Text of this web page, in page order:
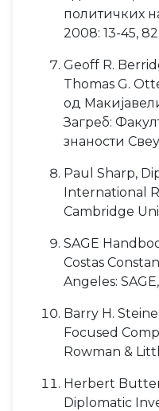
политичких
2008: 13-45,
Geoff R.
Thomas G.
од
Загреб:
знаности
Paul Sharp,
International
Cambridge
SAGE
Costas
Angeles:
Barry H.
Focused
Rowman &
Herbert
Diplomatic